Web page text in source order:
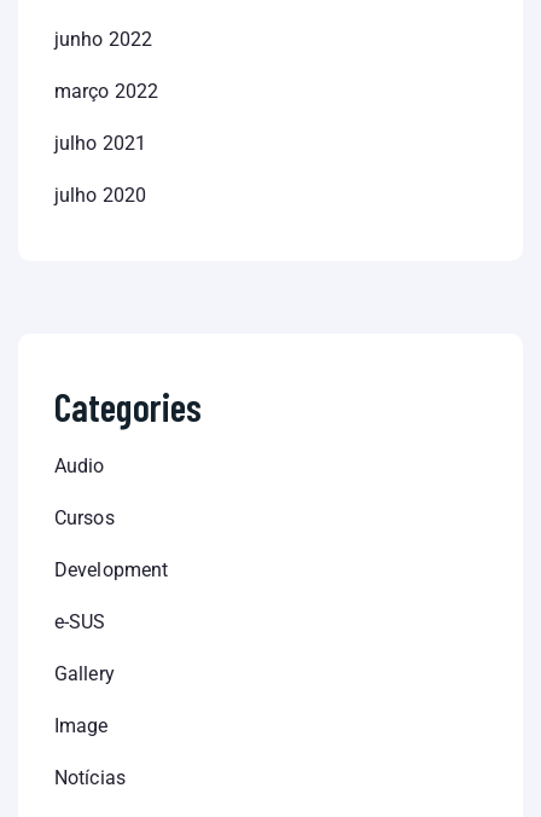
junho 2022
março 2022
julho 2021
julho 2020
Categories
Audio
Cursos
Development
e-SUS
Gallery
Image
Notícias